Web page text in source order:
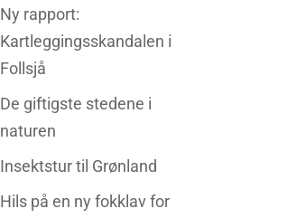
Ny rapport:
Kartleggingsskandalen i
Follsjå
De giftigste stedene i
naturen
Insektstur til Grønland
Hils på en ny fokklav for